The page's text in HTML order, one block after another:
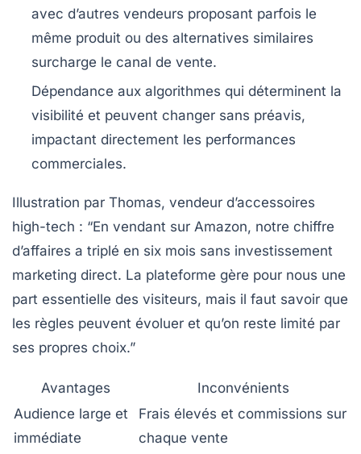
avec d’autres vendeurs proposant parfois le
même produit ou des alternatives similaires
surcharge le canal de vente.
Dépendance aux algorithmes qui déterminent la
visibilité et peuvent changer sans préavis,
impactant directement les performances
commerciales.
Illustration par Thomas, vendeur d’accessoires
high-tech : “En vendant sur Amazon, notre chiffre
d’affaires a triplé en six mois sans investissement
marketing direct. La plateforme gère pour nous une
part essentielle des visiteurs, mais il faut savoir que
les règles peuvent évoluer et qu’on reste limité par
ses propres choix.”
Avantages
Inconvénients
Audience large et
immédiate
Frais élevés et commissions sur
chaque vente